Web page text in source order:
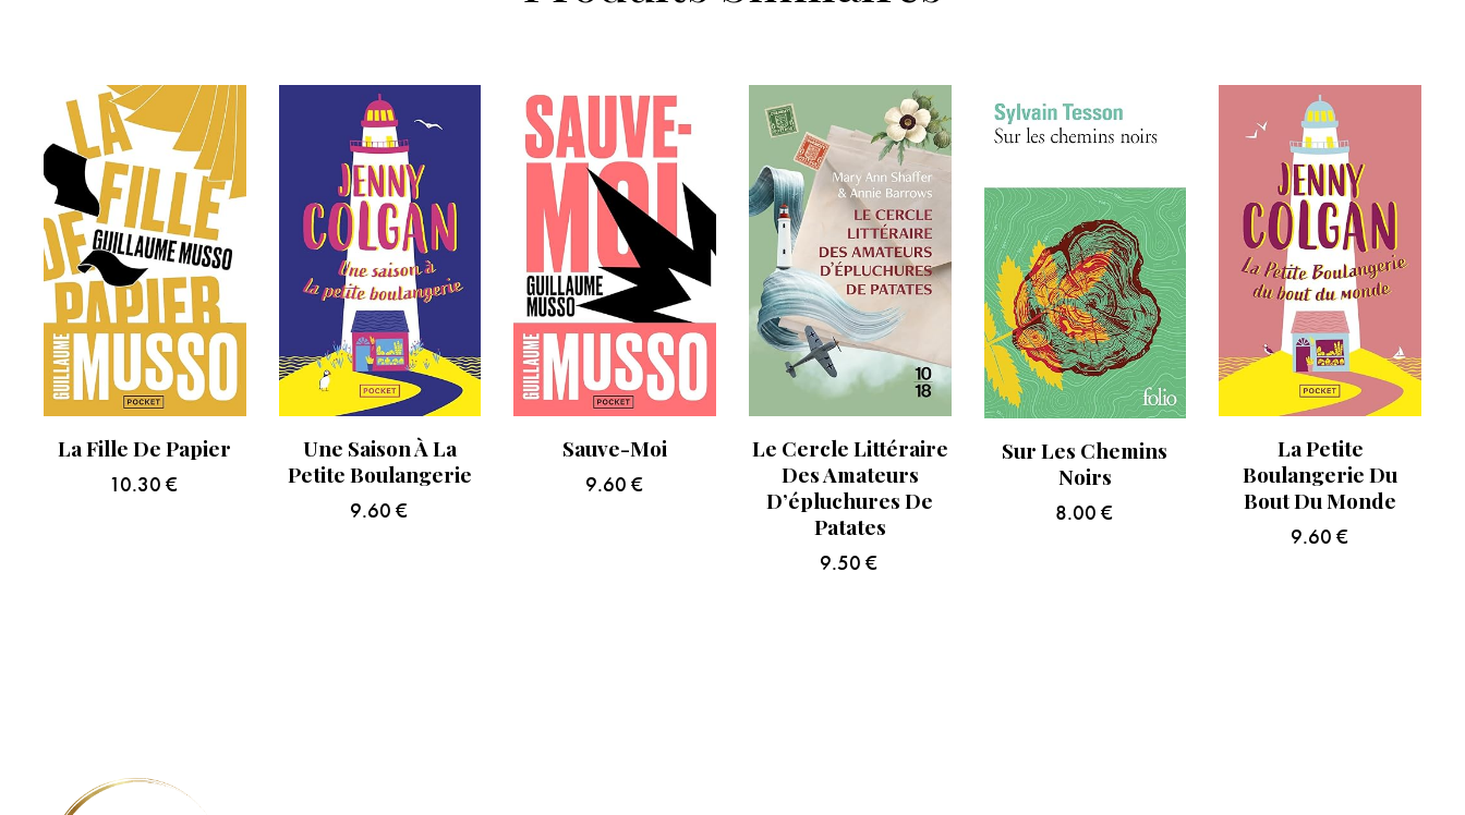
La Fille De Papier
10.30€
Une Saison À La
Petite Boulangerie
9.60 €
Sauve-Moi
9.60 €
Le Cercle Littéraire
Des Amateurs
D’épluchures De
Patates
9.50€
Sur Les Chemins
Noirs
8.00 €
La Petite
Boulangerie Du
Bout Du Monde
9.60 €